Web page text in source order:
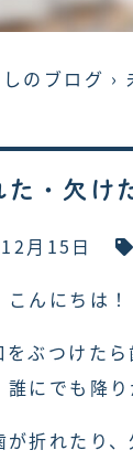
のブログ
た・欠け
月15日
こんにちは
をぶつけた
誰にでも降
が折れたり